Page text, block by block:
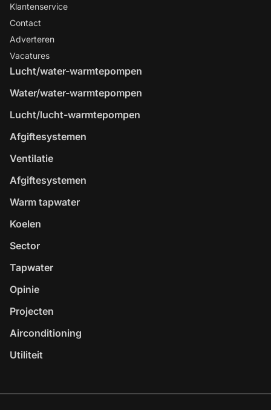
Klantenservice
Contact
Adverteren
Vacatures
Lucht/water-warmtepompen
Water/water-warmtepompen
Lucht/lucht-warmtepompen
Afgiftesystemen
Ventilatie
Afgiftesystemen
Warm tapwater
Koelen
Sector
Tapwater
Opinie
Projecten
Airconditioning
Utiliteit